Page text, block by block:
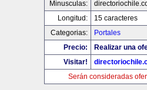
Minusculas:
Longitud:
15 caracteres
Categorias:
Portales
Precio:
Realizar una
Visitar!
Serán consideradas